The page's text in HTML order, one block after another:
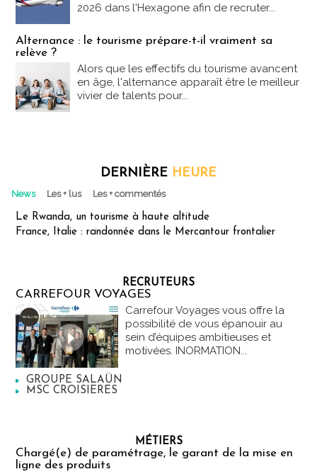
2026 dans l'Hexagone afin de recruter...
Alternance : le tourisme prépare-t-il vraiment sa
relève ?
Alors que les effectifs du tourisme avancent
en âge, l'alternance apparaît être le meilleur
vivier de talents pour...
DERNIÈRE HEURE
News Les + lus Les + commentés
Le Rwanda, un tourisme à haute altitude
France, Italie : randonnée dans le Mercantour frontalier
RECRUTEURS
CARREFOUR VOYAGES
Carrefour Voyages vous offre la
possibilité de vous épanouir au
sein d’équipes ambitieuses et
motivées. INORMATION...
GROUPE SALAÜN
MSC CROISIERES
MÉTIERS
Chargé(e) de paramétrage, le garant de la mise en
ligne des produits